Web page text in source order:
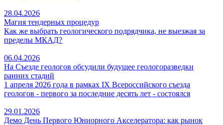
28.04.2026
Магия тендерных процедур
Как же выбрать геологического подрядчика, не выезжая за
пределы МКАД?
06.04.2026
На Съезде геологов обсудили будущее геологоразведки
ранних стадий
1 апреля 2026 года в рамках IX Всероссийского съезда
геологов - первого за последние десять лет - состоялся
29.01.2026
Демо День Первого Юниорного Акселератора: как рынок